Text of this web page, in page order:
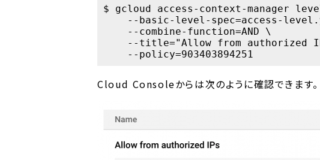
$ gcloud access-context-manager
--basic-level-spec=access-
    --combine-function=AND \
--title="Allow from authorized
Cloud Consoleからは次のように確認できます。